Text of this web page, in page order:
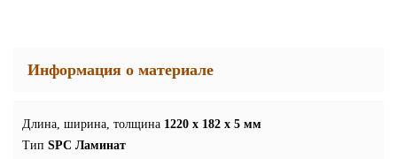
Информация о материале
Длина, ширина, толщина 1220 x 182 x 5 мм
Тип SPC Ламинат